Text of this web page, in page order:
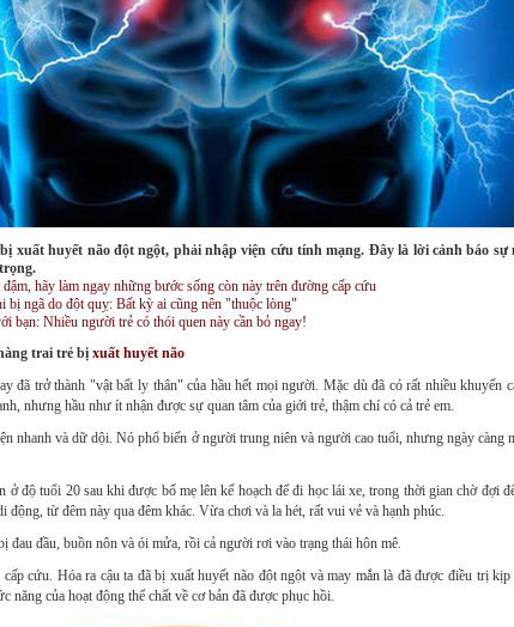
xuất huyết não đột ngột, phải nhập viện cứu tính mạng. Đây là lời cảnh báo sự
hãy làm ngay những bước sống còn này trên đường cấp cứu
bị ngã do đột quỵ: Bất kỳ ai cũng nên "thuộc lòng"
bạn: Nhiều người trẻ có thói quen này cần bỏ ngay!
trai trẻ bị xuất huyết não
đã trở thành "vật bất ly thân" của hầu hết mọi người. Mặc dù đã có rất nhiều khuyến
nhưng hầu như ít nhận được sự quan tâm của giới trẻ, thậm chí có cả trẻ em.
nhanh và dữ dội. Nó phổ biến ở người trung niên và người cao tuổi, nhưng ngày càng
ở độ tuổi 20 sau khi được bố mẹ lên kế hoạch để đi học lái xe, trong thời gian chờ đợi
động, từ đêm này qua đêm khác. Vừa chơi và la hét, rất vui vẻ và hạnh phúc.
đau đầu, buồn nôn và ói mửa, rồi cả người rơi vào trạng thái hôn mê.
cứu. Hóa ra cậu ta đã bị xuất huyết não đột ngột và may mắn là đã được điều trị
năng của hoạt động thể chất về cơ bản đã được phục hồi.